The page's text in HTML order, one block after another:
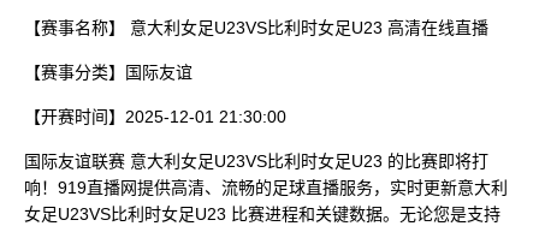
【赛事名称】 意大利女足U23VS比利时女足U23 高清在线直播
【赛事分类】 国际友谊
【开赛时间】 2025-12-01 21:30:00
国际友谊联赛 意大利女足U23VS比利时女足U23 的比赛即将打
响！919直播网提供高清、流畅的足球直播服务，实时更新意大利
女足U23VS比利时女足U23 比赛进程和关键数据。无论您是支持